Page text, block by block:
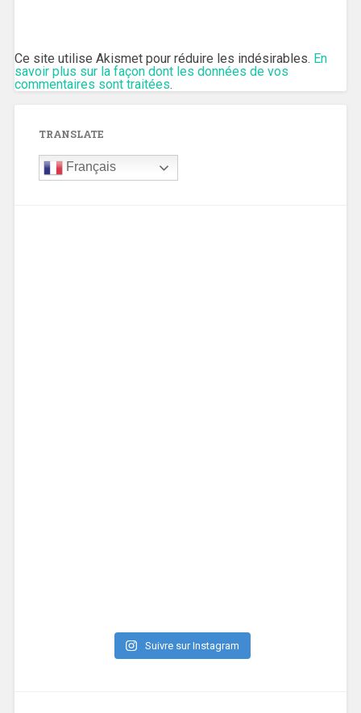
Ce site utilise Akismet pour réduire les indésirables. En
savoir plus sur la façon dont les données de vos
commentaires sont traitées.
TRANSLATE
Français
Suivre sur Instagram